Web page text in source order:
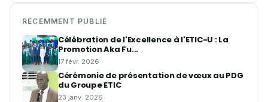
RÉCEMMENT PUBLIÉ
Célébration de l'Excellence à l'ETIC-U : La
Promotion Aka Fu...
17 févr. 2026
Cérémonie de présentation de vœux au PDG
du Groupe ETIC
23 janv. 2026